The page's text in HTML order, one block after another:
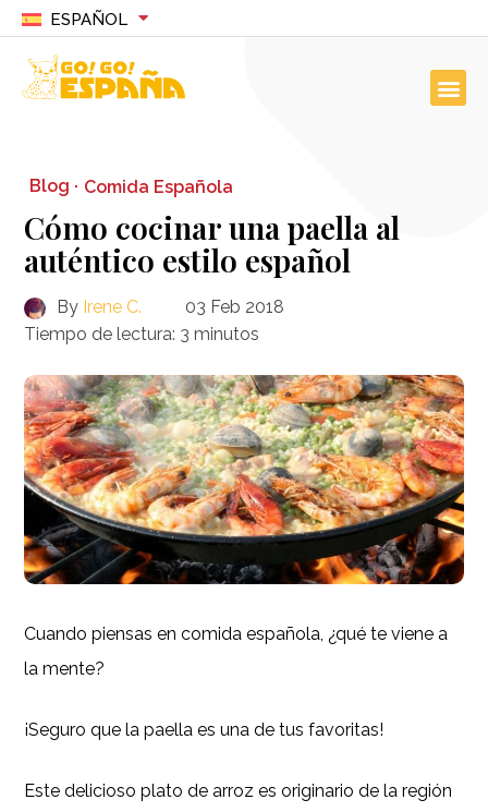
ESPAÑOL
Blog · Comida Española
Cómo cocinar una paella al
auténtico estilo español
By Irene C.
03 Feb 2018
Tiempo de lectura: 3 minutos
Cuando piensas en comida española, ¿qué te viene a
la mente?
¡Seguro que la paella es una de tus favoritas!
Este delicioso plato de arroz es originario de la región